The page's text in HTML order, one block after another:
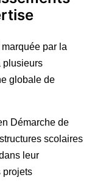
par la
plusieurs
globale de
Démarche de
scolaires
leur
projets